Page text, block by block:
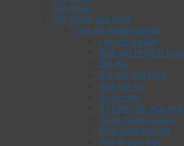
Giới thiệu
Sản phẩm quà tặng
Quà tết doanh nghiệp
Lịch gỗ để bàn
Bình giữ nhiệt in logo
Bát đĩa
Bật lửa quà tặng
Bình hút lộc
Bộ ly rượu
Bộ bình cốc thủy tinh
Tranh thuyền buồm
Khay bánh kẹo tết
Pha lê cắm bút